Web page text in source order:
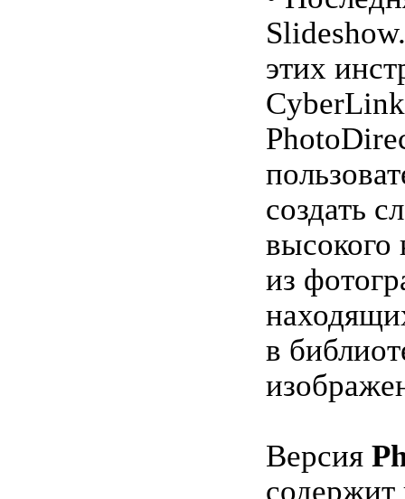
этих
CyberLink
создать
высокого
из
в
Версия
содержит